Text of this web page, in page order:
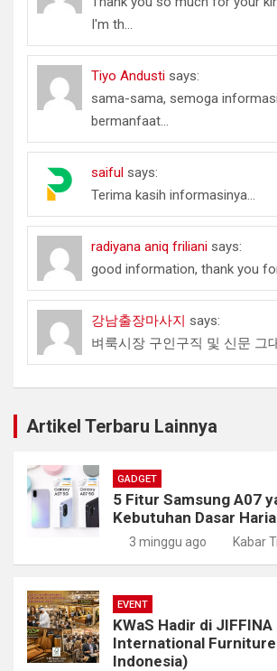
I'm th...
Tiyo Andusti says:
sama-sama, semoga
bermanfaat...
saiful says:
Terima kasih informasinya...
radiyana aniq friliani says:
good information, thank you
강남출장마사지 says:
벼룩시장 구인구직 및 신문 그
Artikel Terbaru Lainnya
GADGET
5 Fitur Samsung A07
Kebutuhan Dasar
3 minggu ago Kabar
EVENT
KWaS Hadir di
International
Indonesia)